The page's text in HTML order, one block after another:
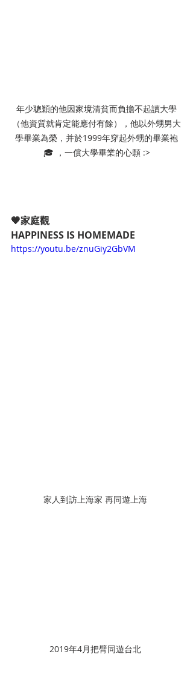
年少聰穎的他因家境清貧而負擔不起讀大學
（他資質就肯定能應付有餘），他以外甥男大
學畢業為榮，并於1999年穿起外甥的畢業袍
🎓 ，一償大學畢業的心願 :>
🧡家庭觀
HAPPINESS IS HOMEMADE
https://youtu.be/znuGiy2GbVM
家人到訪上海家 再同遊上海
2019年4月把臂同遊台北